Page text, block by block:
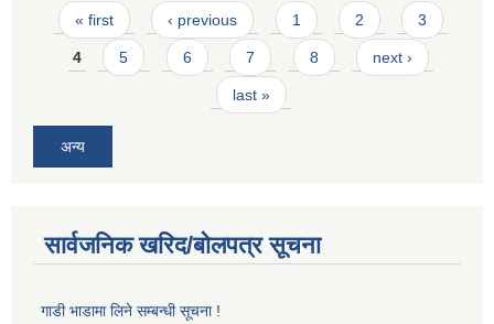
Pages
« first ‹ previous 1 2 3
4 5 6 7 8 next ›
last »
अन्य
सार्वजनिक खरिद/बोलपत्र सूचना
गाडी भाडामा लिने सम्बन्धी सूचना !